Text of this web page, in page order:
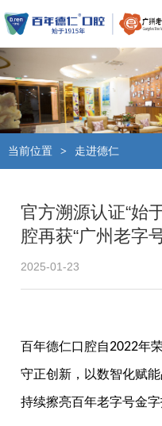
当前位置 > 走进德仁
官方溯源认证“始
腔再获“广州老字号
2025-01-23
百年德仁口腔自2022年
守正创新，以数智化赋
持续擦亮百年老字号金